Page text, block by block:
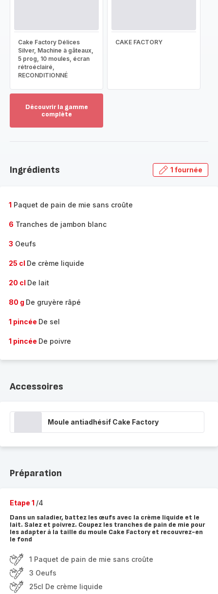
Cake Factory Délices
Silver, Machine à gâteaux,
5 prog, 10 moules, écran
rétroéclairé,
RECONDITIONNÉ
CAKE FACTORY
Découvrir la gamme
complète
gamme
Ingrédients 1 fournée
1 Paquet de pain de mie sans croûte
6 Tranches de jambon blanc
3 Oeufs
25 cl De crème liquide
20 cl De lait
80 g De gruyère râpé
1 pincée De sel
1 pincée De poivre
Accessoires
Moule antiadhésif Cake Factory
Préparation
Etape 1 /4
Dans un saladier, battez les œufs avec la crème liquide et le
lait. Salez et poivrez. Coupez les tranches de pain de mie pour
les adapter à la taille du moule Cake Factory et recouvrez-en
le fond
1 Paquet de pain de mie sans croûte
3 Oeufs
25cl De crème liquide